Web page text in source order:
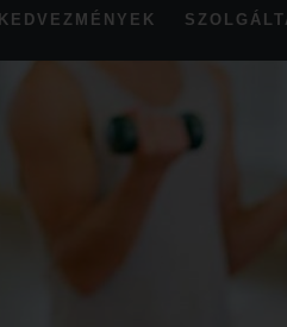
KEDVEZMÉNYEK